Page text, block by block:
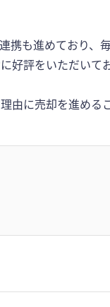
携も進めており、
好評をいただいて
由に売却を進める